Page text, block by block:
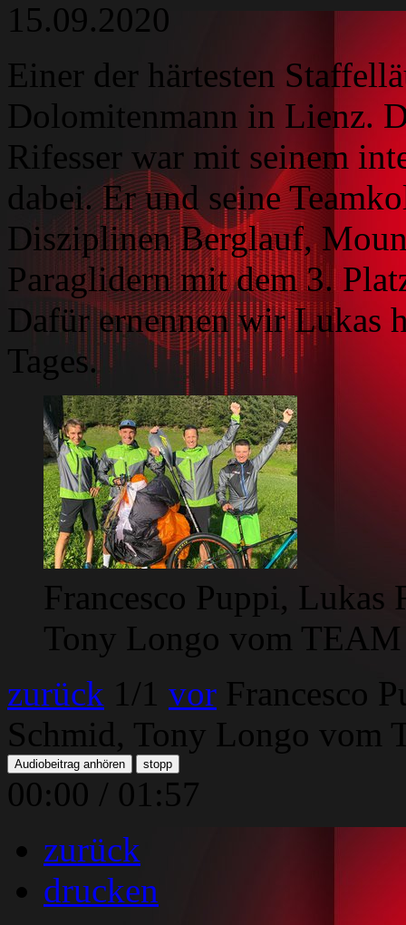
15.09.2020
Einer der härtesten
Dolomitenmann in Lienz.
Rifesser war mit seinem
dabei. Er und seine
Disziplinen Berglauf,
Paraglidern mit dem 3.
Dafür ernennen wir Lukas
Tages.
Francesco Puppi, Lukas
Tony Longo vom
zurück 1 /1 vor Francesco
Schmid, Tony Longo vom
Audiobeitrag anhören stopp
00:00 / 01:57
zurück
drucken